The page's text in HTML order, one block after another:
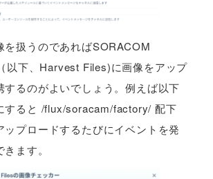
を扱うのであればSORACOM
以下、Harvest Files)に画像をアップ
するのがよいでしょう。例えば以下
すると /flux/soracam/factory/ 配下
ップロードするたびにイベントを発
ます。